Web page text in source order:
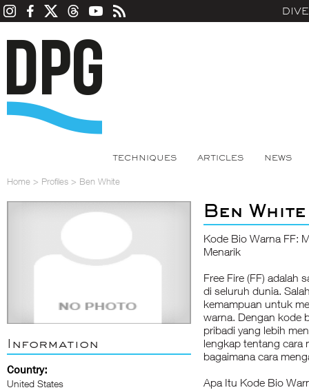
TECHNIQUES ARTICLES NEWS
Home > Profiles > Ben White
Information
Country:
United States
Ben White
Kode Bio Warna FF:
Menarik
Free Fire (FF) adalah
di seluruh dunia.
kemampuan untuk
warna. Dengan kode
pribadi yang lebih
lengkap tentang cara
bagaimana cara
Apa Itu Kode Bio